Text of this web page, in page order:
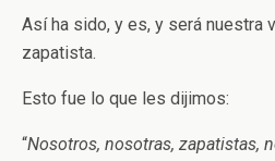
Así ha sido, y es, y será nuestra
zapatista.
Esto fue lo que les dijimos:
“Nosotros, nosotras, zapatistas,